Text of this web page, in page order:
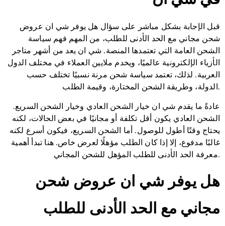
قبل الإجابة بشكل مباشر على سؤال هل يوفر شي ان عروض
شحن مجاني مع الحد الأدنى للطلب، من المهم فهم سياسة
الشحن العامة التي تعتمدها المنصة. شي ان يعد من أشهر متاجر
الأزياء الإلكترونية عالميًا، ويخدم ملايين العملاء في مختلف الدول
العربية. لذلك، تعتمد سياسة شحن مرنة نسبيًا تختلف حسب
الدولة، وطريقة الشحن المختارة، وقيمة الطلب.
عادةً ما يقدم شي ان خيار الشحن العادي وخيار الشحن السريع.
الشحن العادي يكون أقل تكلفة أو مجانيًا في بعض الحالات، لكنه
يحتاج وقتًا أطول للوصول. أما الشحن السريع، فيكون أسرع لكنه
غالبًا مدفوع، إلا إذا كان الطلب مؤهلًا لعرض خاص. هنا تبدأ أهمية
معرفة الحد الأدنى للطلب المؤهل للشحن المجاني.
هل يوفر شي ان عروض شحن
مجاني مع الحد الأدنى للطلب